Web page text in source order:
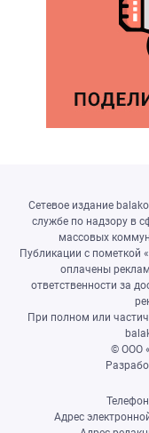
Сетевое издание
службе по надзору в
массовых
Публикации с пометкой
оплачены
ответственности за
При полном или
© ООО
Адрес